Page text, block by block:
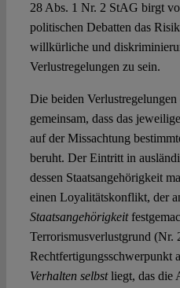
28 Abs. 1 Nr. 2 StAG birgt
politischen Debatten das
willkürliche und
Verlustregelungen zu sein.
Die beiden
gemeinsam, dass das
auf der Missachtung
beruht. Der Eintritt in
dessen Staatsangehörigkeit
einen Loyalitätskonflikt, der
Staatsangehörigkeit
Terrorismusverlustgrund (Nr.
Rechtfertigungsschwerpunkt
Verhalten selbstliegt, das die